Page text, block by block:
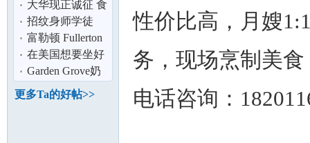
坛
大华现正诚征 食
品生产线品管助
理
招纹身师学徒
富勒顿 Fullerton
绝佳店面 适合 零
售/餐厅
在美国想要坐好
月子,就找Sunny
老师！妈妈月
Garden Grove奶
茶店招全职兼职
更多Ta的好帖>>
性价比高，月嫂
务，现场烹制美
电话咨询：